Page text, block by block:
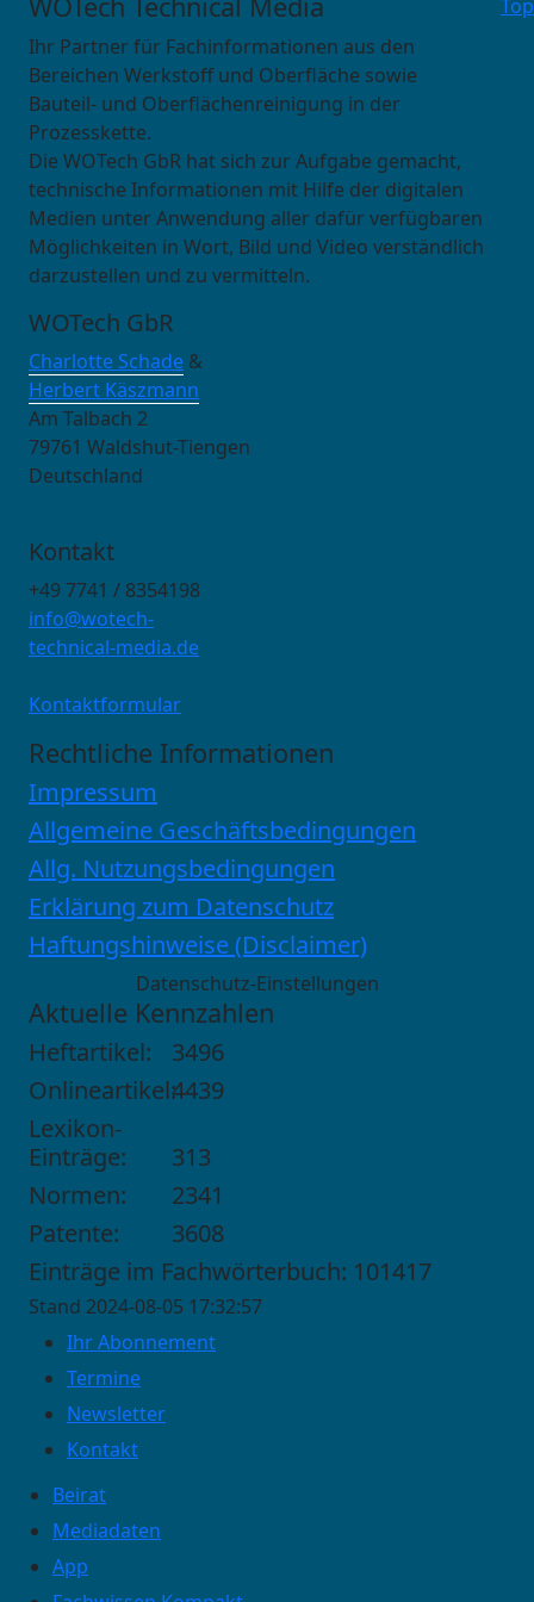
Top
Ihr Partner für Fachinformationen aus den
Bereichen Werkstoff und Oberfläche sowie
Bauteil- und Oberflächenreinigung in der
Prozesskette.
Die WOTech GbR hat sich zur Aufgabe gemacht,
technische Informationen mit Hilfe der digitalen
Medien unter Anwendung aller dafür verfügbaren
Möglichkeiten in Wort, Bild und Video verständlich
darzustellen und zu vermitteln.
WOTech GbR
Charlotte Schade &
Herbert Käszmann
Am Talbach 2
79761 Waldshut-Tiengen
Deutschland
Kontakt
+49 7741 / 8354198
info@wotech-
technical-media.de
Kontaktformular
Rechtliche Informationen
Impressum
Allgemeine Geschäftsbedingungen
Allg. Nutzungsbedingungen
Erklärung zum Datenschutz
Haftungshinweise (Disclaimer)
Datenschutz-Einstellungen
Aktuelle Kennzahlen
Heftartikel:
3496
Onlineartikel:4439
Lexikon-
Einträge:
313
Normen:
2341
Patente:
3608
Einträge im Fachwörterbuch: 101417
Stand 2024-08-05 17:32:57
Ihr Abonnement
Termine
Newsletter
Kontakt
Beirat
Mediadaten
App